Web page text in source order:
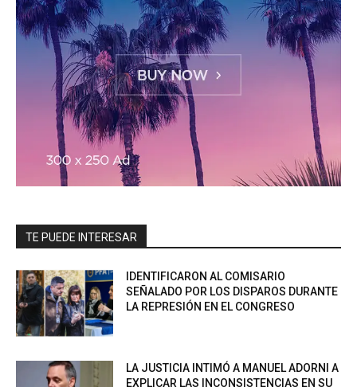
TE PUEDE INTERESAR
IDENTIFICARON AL COMISARIO
SEÑALADO POR LOS DISPAROS DURANTE
LA REPRESIÓN EN EL CONGRESO
LA JUSTICIA INTIMÓ A MANUEL ADORNI A
EXPLICAR LAS INCONSISTENCIAS EN SU